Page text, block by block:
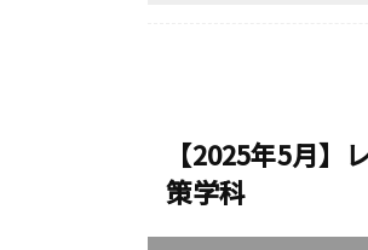
【2025年5月
策学科